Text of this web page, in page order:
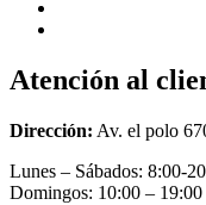
Atención al
Dirección: Av. el polo
Lunes – Sábados: 8:00-
Domingos: 10:00 – 19:00